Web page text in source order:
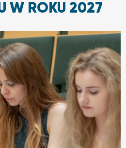
W ROKU 2027